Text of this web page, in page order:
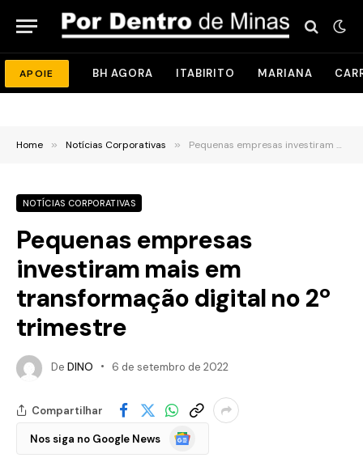
APOIE BH AGORA ITABIRITO MARIANA
Home » Notícias Corporativas » Pequenas empresas investiram mais em transformação digital no 2º trimestre
NOTÍCIAS CORPORATIVAS
Pequenas empresas
investiram mais em
transformação digital no 2º
trimestre
De DINO 6 de setembro de 2022
Compartilhar
Nos siga no Google News
Google
Notícias